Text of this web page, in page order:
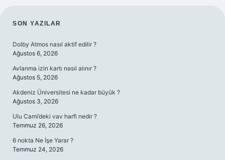
SIDEBAR
SON YAZILAR
Dolby Atmos nasıl aktif edilir ?
Ağustos 6, 2026
Avlanma izin kartı nasıl alınır ?
Ağustos 5, 2026
Akdeniz Üniversitesi ne kadar büyük ?
Ağustos 3, 2026
Ulu Cami’deki vav harfi nedir ?
Temmuz 26, 2026
6 nokta Ne İşe Yarar ?
Temmuz 24, 2026